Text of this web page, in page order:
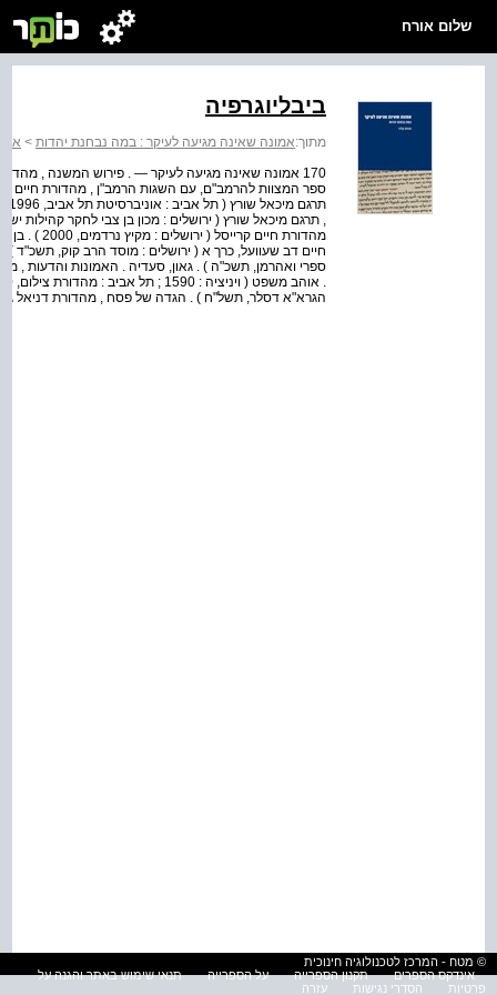
שלום אורח
ביבליוגרפיה
מתוך:אמונה שאינה מגיעה לעיקר : במה נבחנת יהדות >
170 אמונה שאינה מגיעה לעיקר — . פירוש המשנה ,
מהדורת
חיים דב שעוועל, כרך א ( ירושלים : מוסד הרב קוק, תשכ"ד )
ספרי ואהרמן, תשכ"ה ) . גאון, סעדיה . האמונות והדעות ,
הגרא"א דסלר, תשל"ח ) . הגדה של פסח , מהדורת דניאל
© מטח - המרכז לטכנולוגיה חינוכית
אינדקס הספרים
תקנון הספרייה על הספרייה
תנאי שימוש באתר והגנה על
פרטיות
הסדרי נגישות עזרה